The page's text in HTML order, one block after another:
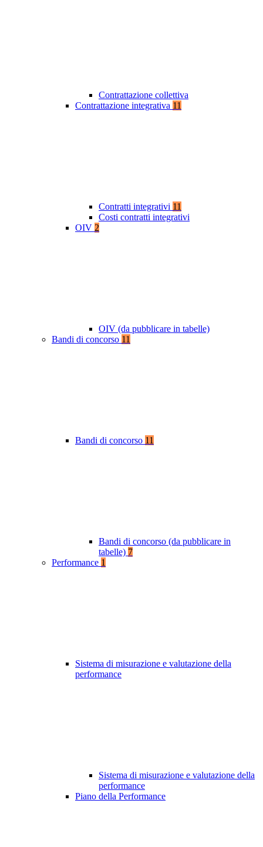
Contrattazione collettiva
Contrattazione integrativa 11
Contratti integrativi 11
Costi contratti integrativi
OIV 2
OIV (da pubblicare in tabelle)
Bandi di concorso 11
Bandi di concorso 11
Bandi di concorso (da pubblicare in
tabelle) 7
Performance 1
Sistema di misurazione e valutazione della
performance
Sistema di misurazione e valutazione della
performance
Piano della Performance